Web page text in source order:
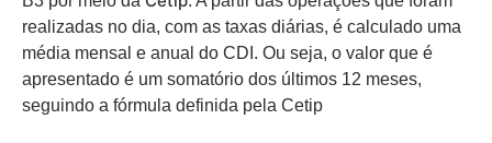
realizadas no dia, com as taxas diárias, é calculado uma
média mensal e anual do CDI. Ou seja, o valor que é
apresentado é um somatório dos últimos 12 meses,
seguindo a fórmula definida pela Cetip